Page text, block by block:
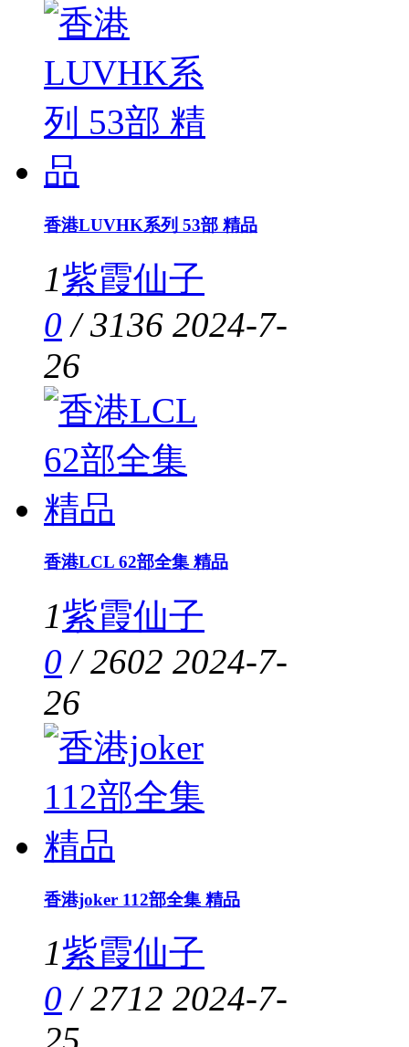
香港LUVHK系列 53部 精品
1紫霞仙子
0 /3136 2024-7-
26
香港LCL 62部全集 精品
1紫霞仙子
0 /2602 2024-7-
26
香港joker 112部全集 精品
1紫霞仙子
0 /2712 2024-7-